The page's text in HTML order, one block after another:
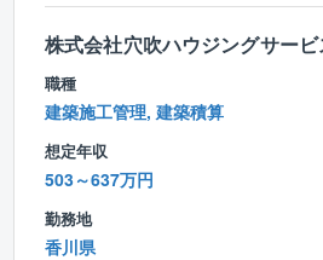
株式会社穴吹ハウジングサービ
職種
建築施工管理, 建築積算
想定年収
503～637万円
勤務地
香川県